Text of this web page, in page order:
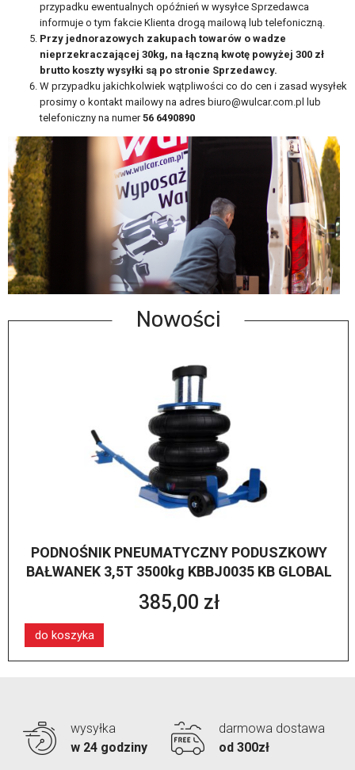
przypadku ewentualnych opóźnień w wysyłce Sprzedawca
informuje o tym fakcie Klienta drogą mailową lub telefoniczną.
Przy jednorazowych zakupach towarów o wadze
nieprzekraczającej 30kg, na łączną kwotę powyżej 300 zł
brutto koszty wysyłki są po stronie Sprzedawcy.
W przypadku jakichkolwiek wątpliwości co do cen i zasad wysyłek
prosimy o kontakt mailowy na adres biuro@wulcar.com.pl
lub
telefoniczny na numer56 6490890
Nowości
PODNOŚNIK PNEUMATYCZNY PODUSZKOWY
BAŁWANEK 3,5T 3500kg KBBJ0035 KB GLOBAL
385,00 zł
do koszyka
wysyłka
w 24 godziny
darmowa dostawa
od 300zł